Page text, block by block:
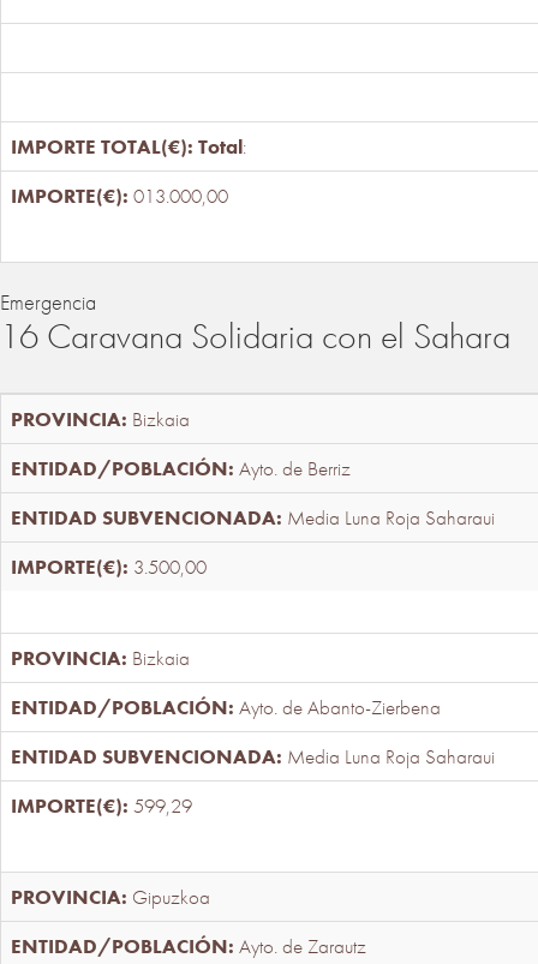
Total:
013.000,00
Emergencia
16 Caravana Solidaria con el Sahara
Bizkaia
Ayto. de Berriz
Media Luna Roja Saharaui
3.500,00
Bizkaia
Ayto. de Abanto-Zierbena
Media Luna Roja Saharaui
599,29
Gipuzkoa
Ayto. de Zarautz